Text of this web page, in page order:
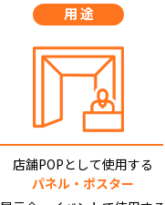
用 途
店舗POPとして使用する
パネル・ポスター